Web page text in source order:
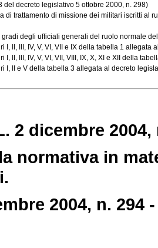
del decreto legislativo 5 ottobre 2000, n. 298)
di trattamento di missione dei militari iscritti al
degli ufficiali generali del ruolo normale
I, II, III, IV, V, VI, VII e IX della tabella 1
I, II, III, IV, V, VI, VII, VIII, IX, X, XI e XII della
I, II e V della tabella 3 allegata al decreto
2 dicembre
normativa in
2004, n. 294